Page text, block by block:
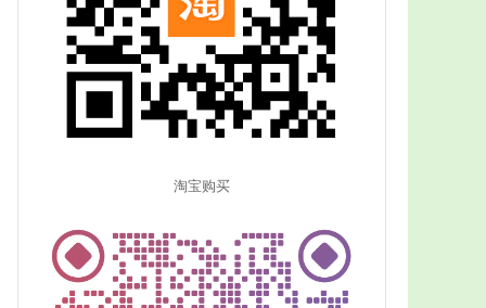
淘宝购买